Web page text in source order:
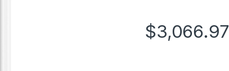
$3,066.97